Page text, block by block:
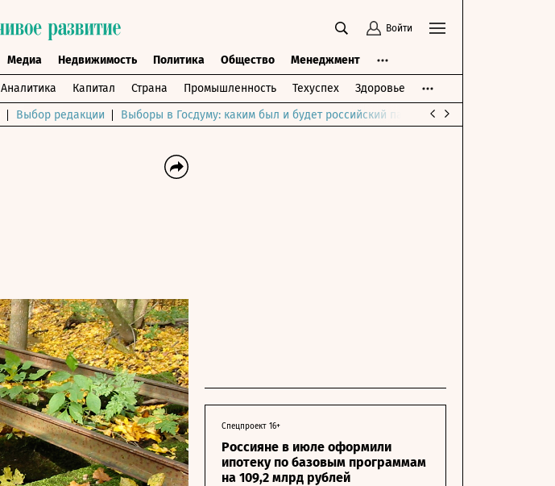
Войти
Медиа Недвижимость Политика Общество Менеджмент
Аналитика Капитал Страна Промышленность Техуспех Здоровье
Выбор редакции Выборы в Госдуму: каким был и будет российский парламент
Спецпроект 16+
Россияне в июле оформили
ипотеку по базовым программам
на 109,2 млрд рублей